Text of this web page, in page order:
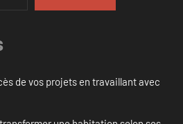
de vos projets en travaillant avec